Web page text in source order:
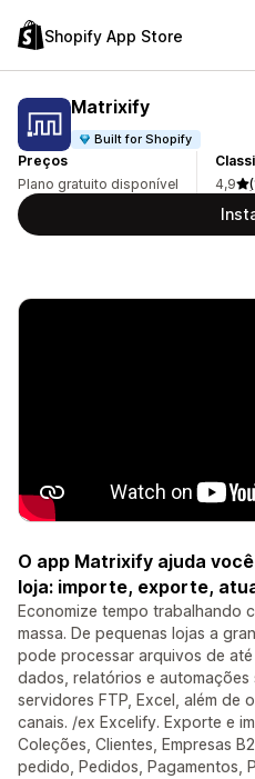
Shopify App Store
Matrixify
Built for Shopify
Preços
Plano gratuito disponível
4,9
O app Matrixify ajuda
loja: importe, exporte,
Economize tempo trabalhando
massa. De pequenas lojas a
pode processar arquivos de
dados, relatórios e automações
servidores FTP, Excel, além de
canais. /ex Excelify. Exporte e
Coleções, Clientes, Empresas
pedido, Pedidos, Pagamentos,